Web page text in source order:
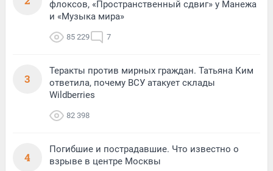
флоксов, «Пространственный сдвиг» у Манежа
и «Музыка мира»
85 229 7
3
Теракты против мирных граждан. Татьяна Ким
ответила, почему ВСУ атакует склады
Wildberries
82 398
4
Погибшие и пострадавшие. Что известно о
взрыве в центре Москвы